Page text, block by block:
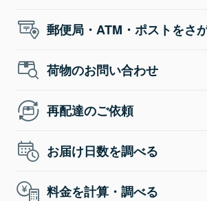
郵便局・ATM・ポストをさ
荷物のお問い合わせ
再配達のご依頼
お届け日数を調べる
料金を計算・調べる